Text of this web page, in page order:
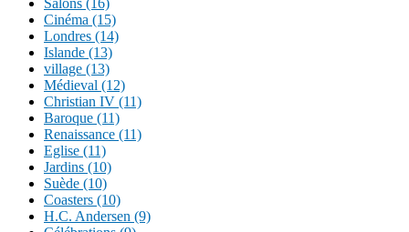
Salons (16)
Cinéma (15)
Londres (14)
Islande (13)
village (13)
Médieval (12)
Christian IV (11)
Baroque (11)
Renaissance (11)
Eglise (11)
Jardins (10)
Suède (10)
Coasters (10)
H.C. Andersen (9)